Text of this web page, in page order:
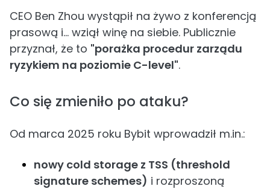
CEO Ben Zhou wystąpił na żywo z konferencją
prasową i... wziął winę na siebie. Publicznie
przyznał, że to "porażka procedur zarządu
ryzykiem na poziomie C-level".
Co się zmieniło po ataku?
Od marca 2025 roku Bybit wprowadził m.in.:
nowy cold storage z TSS (threshold
signature schemes) i rozproszoną